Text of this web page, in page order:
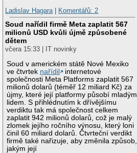
Ladislav Hagara| Komentářů: 2
Soud nařídil firmě Meta zaplatit 567
milionů USD kvůli újmě způsobené
dětem
včera 15:33 | IT novinky
Soud v americkém státě Nové Mexiko
ve čtvrtek nařídil
internetové
společnosti Meta Platforms zaplatit 567
milionů dolarů (téměř 12 miliard Kč) za
újmy, které její platformy působí mladým
lidem. S přihlédnutím k dřívějšímu
verdiktu tak má společnost celkem
zaplatit 942 milionů dolarů, což je malý
zlomek jejího ročního výnosu, který loni
činil 60 miliard dolarů. Čtvrteční verdikt
firmě také nařizuje, aby změnila způsob,
jakým její